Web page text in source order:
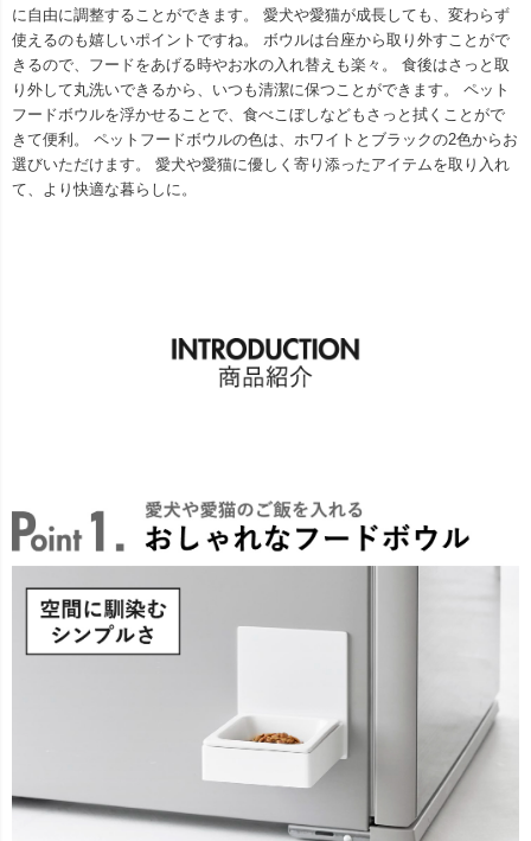
に自由に調整することができます。 愛犬や愛猫が成長しても、変わらず
使えるのも嬉しいポイントですね。 ボウルは台座から取り外すことがで
きるので、フードをあげる時やお水の入れ替えも楽々。 食後はさっと取
り外して丸洗いできるから、いつも清潔に保つことができます。 ペット
フードボウルを浮かせることで、食べこぼしなどもさっと拭くことがで
きて便利。 ペットフードボウルの色は、ホワイトとブラックの2色からお
選びいただけます。 愛犬や愛猫に優しく寄り添ったアイテムを取り入れ
て、より快適な暮らしに。